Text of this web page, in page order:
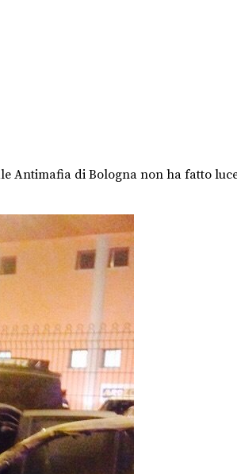
Antimafia di Bologna non ha fatto